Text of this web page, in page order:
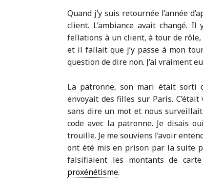
Quand j’y suis retournée l’année
client. L’ambiance avait changé.
fellations à un client, à tour de
et il fallait que j’y passe à mon
question de dire non. J’ai vraiment
La patronne, son mari était
envoyait des filles sur Paris.
sans dire un mot et nous
code avec la patronne. Je disais
trouille. Je me souviens l’avoir
ont été mis en prison par la suite
falsifiaient les montants de
proxénétisme.